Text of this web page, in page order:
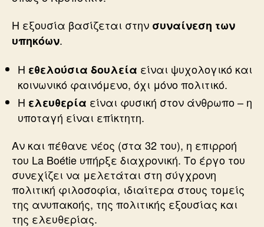
Η εξουσία βασίζεται στην συναίνεση των
υπηκόων.
Η εθελούσια δουλεία είναι ψυχολογικό και
κοινωνικό φαινόμενο, όχι μόνο πολιτικό.
Η ελευθερία είναι φυσική στον άνθρωπο – η
υποταγή είναι επίκτητη.
Αν και πέθανε νέος (στα 32 του), η επιρροή
του La Boétie υπήρξε διαχρονική. Το έργο του
συνεχίζει να μελετάται στη σύγχρονη
πολιτική φιλοσοφία, ιδιαίτερα στους τομείς
της ανυπακοής, της πολιτικής εξουσίας και
της ελευθερίας.